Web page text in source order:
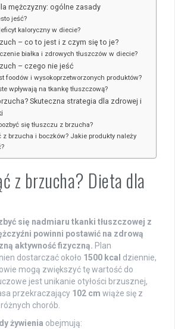
mężczyzny: ogólne zasady
jeść?
kaloryczny w diecie?
– co to jest i z czym się to je?
białka i zdrowych tłuszczów w diecie?
– czego nie jeść
foodów i wysokoprzetworzonych produktów?
wpływają na tkankę tłuszczową?
Skuteczna strategia dla zdrowej i
się tłuszczu z brzucha?
brzucha i boczków? Jakie produkty należy
z brzucha? Dieta dla
się nadmiaru tkanki tłuszczowej z
powinni postawić na zdrową
aktywność fizyczną. Plan
dostarczać około 1500 kcal dziennie,
mogą zwiększyć tę wartość do
jest unikanie otyłości brzusznej,
przekraczający 102 cm wiąże się z
chorób.
żywienia obejmują: